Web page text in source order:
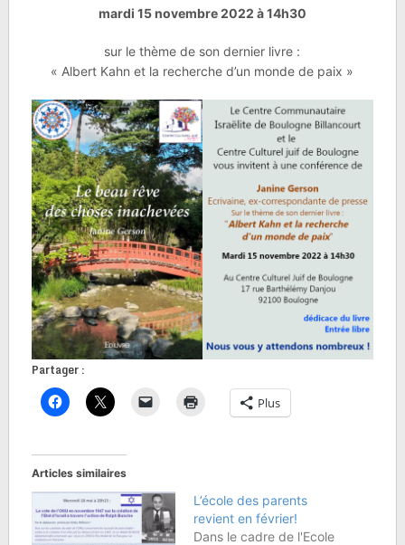
mardi 15 novembre 2022 à 14h30
sur le thème de son dernier livre :
« Albert Kahn et la recherche d’un monde de paix »
Partager :
Plus
Articles similaires
L’école des parents
revient en février!
Dans le cadre de l'Ecole